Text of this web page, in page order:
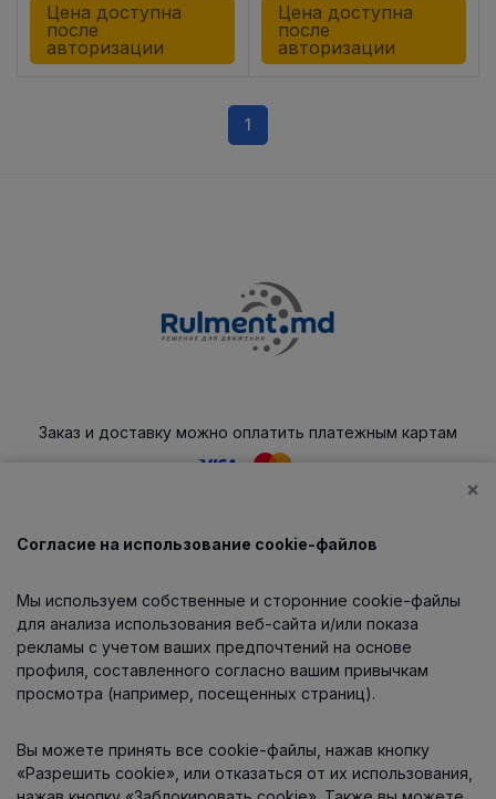
Цена доступна
после
авторизации
Цена доступна
после
авторизации
1
Заказ и доставку можно оплатить платежным картам
Каталог
О компании
Информация
Контакты
×
Согласие на использование cookie-файлов
Мы используем собственные и сторонние cookie-файлы
для анализа использования веб-сайта и/или показа
рекламы с учетом ваших предпочтений на основе
профиля, составленного согласно вашим привычкам
просмотра (например, посещенных страниц).
Вы можете принять все cookie-файлы, нажав кнопку
«Разрешить cookie», или отказаться от их использования,